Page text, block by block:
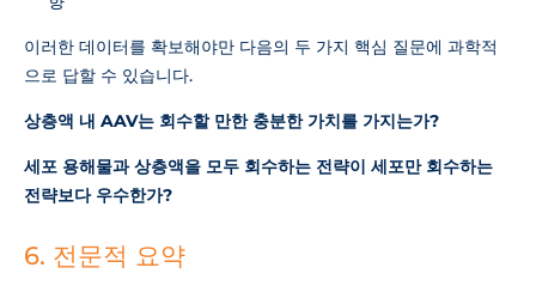
이러한 데이터를 확보해야만 다음의 두 가지 핵심 질문에 과학적
으로 답할 수 있습니다.
상층액 내 AAV는 회수할 만한 충분한 가치를 가지는가?
세포 용해물과 상층액을 모두 회수하는 전략이 세포만 회수하는
전략보다 우수한가?
6. 전문적 요약